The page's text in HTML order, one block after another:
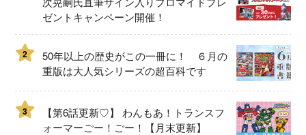
ゼントキャンペーン開催！
2
50年以上の歴史がこの一冊に！ ６月の
重版は大人気シリーズの超百科です
3
【第6話更新♡】 わんもあ！トランスフ
ォーマーごー！ごー！【月末更新】